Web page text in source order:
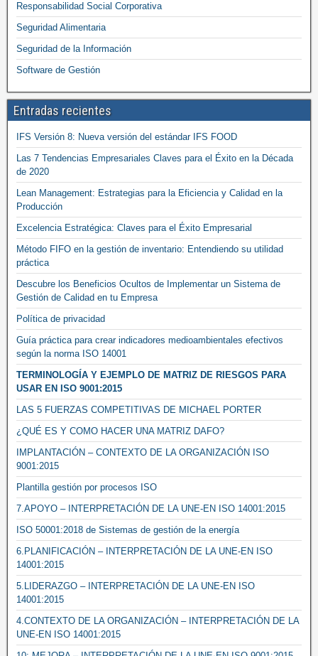
Responsabilidad Social Corporativa
Seguridad Alimentaria
Seguridad de la Información
Software de Gestión
Entradas recientes
IFS Versión 8: Nueva versión del estándar IFS FOOD
Las 7 Tendencias Empresariales Claves para el Éxito en la Década
de 2020
Lean Management: Estrategias para la Eficiencia y Calidad en la
Producción
Excelencia Estratégica: Claves para el Éxito Empresarial
Método FIFO en la gestión de inventario: Entendiendo su utilidad
práctica
Descubre los Beneficios Ocultos de Implementar un Sistema de
Gestión de Calidad en tu Empresa
Política de privacidad
Guía práctica para crear indicadores medioambientales efectivos
según la norma ISO 14001
TERMINOLOGÍA Y EJEMPLO DE MATRIZ DE RIESGOS PARA
USAR EN ISO 9001:2015
LAS 5 FUERZAS COMPETITIVAS DE MICHAEL PORTER
¿QUÉ ES Y COMO HACER UNA MATRIZ DAFO?
IMPLANTACIÓN – CONTEXTO DE LA ORGANIZACIÓN ISO
9001:2015
Plantilla gestión por procesos ISO
7.APOYO – INTERPRETACIÓN DE LA UNE-EN ISO 14001:2015
ISO 50001:2018 de Sistemas de gestión de la energía
6.PLANIFICACIÓN – INTERPRETACIÓN DE LA UNE-EN ISO
14001:2015
5.LIDERAZGO – INTERPRETACIÓN DE LA UNE-EN ISO
14001:2015
4.CONTEXTO DE LA ORGANIZACIÓN – INTERPRETACIÓN DE LA
UNE-EN ISO 14001:2015